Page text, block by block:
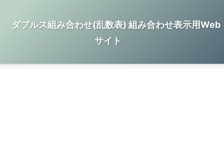
ダブルス組み合わせ(乱数表) 組み合わせ表示用Web
サイト